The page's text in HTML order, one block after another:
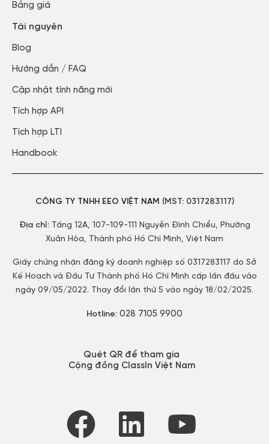
Bảng giá
Tài nguyên
Blog​
Hướng dẫn / FAQ​
Cập nhật tính năng mới​
Tích hợp API​
Tích hợp LTI
Handbook
CÔNG TY TNHH EEO VIỆT NAM (MST: 0317283117)
Địa chỉ: Tầng 12A, 107-109-111 Nguyễn Đình Chiểu, Phường
Xuân Hòa, Thành phố Hồ Chí Minh, Việt Nam
Giấy chứng nhận đăng ký doanh nghiệp số 0317283117 do Sở
Kế Hoạch và Đầu Tư Thành phố Hồ Chí Minh cấp lần đầu vào
ngày 09/05/2022. Thay đổi lần thứ 5 vào ngày 18/02/2025.
Hotline: 028 7105 9900
Quét QR để tham gia
Cộng đồng ClassIn Việt Nam